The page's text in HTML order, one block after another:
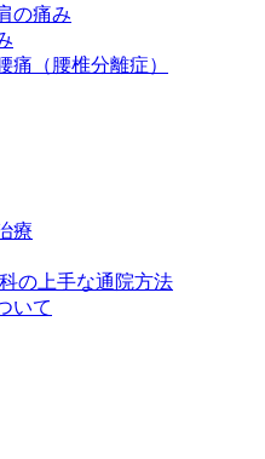
の痛み
痛（腰椎分離症）
療
の上手な通院方法
いて